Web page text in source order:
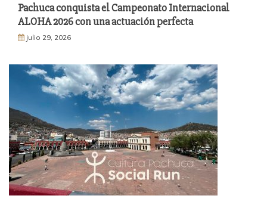
Pachuca conquista el Campeonato Internacional
ALOHA 2026 con una actuación perfecta
julio 29, 2026